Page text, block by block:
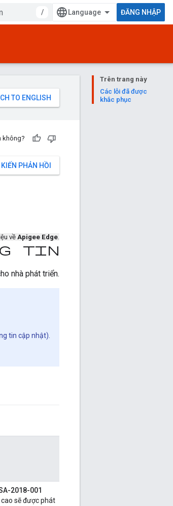
/ ĐĂNG NHẬP
Trên trang này
Các lỗi đã được
khắc phục
không?
PHẢN HỒI
vềApigee Edge.
tin
nhà phát triển.
tin cập nhật).
2018-001
sẽ được phát